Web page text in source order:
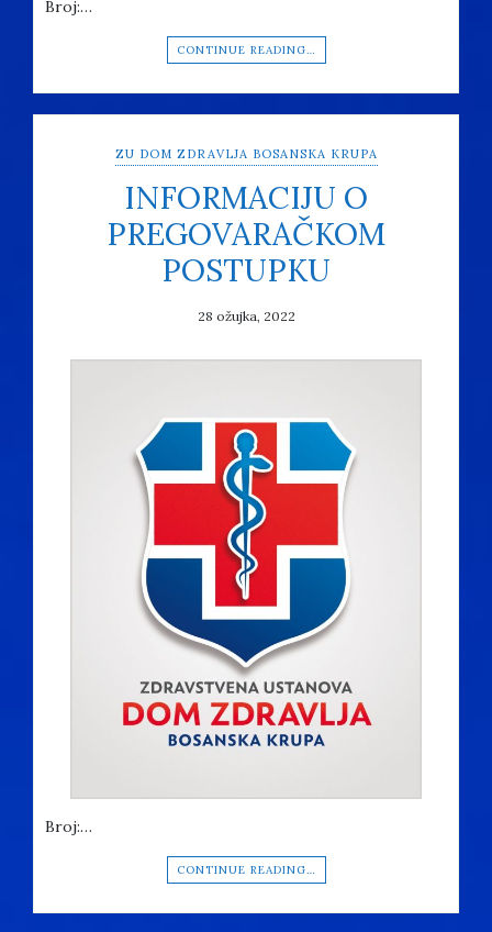
Broj:…
CONTINUE READING…
ZU DOM ZDRAVLJA BOSANSKA KRUPA
INFORMACIJU O
PREGOVARAČKOM
POSTUPKU
28 ožujka, 2022
Broj:…
CONTINUE READING…